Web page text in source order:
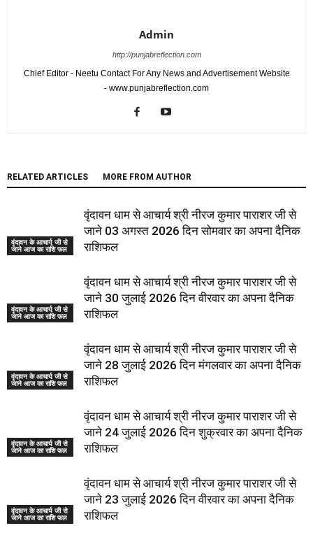
Admin
http://punjabreflection.com
Chief Editor - Neetu Contact For Any News and Advertisement Website
- www.punjabreflection.com
RELATED ARTICLES MORE FROM AUTHOR
वृंदावन के आचार्य जी से
जाने आज का राशि फल
वृंदावन धाम से आचार्य श्री नीरज कुमार पाराशर जी से
जाने 03 अगस्त 2026 दिन सोमवार का अपना दैनिक
राशिफल
वृंदावन के आचार्य जी से
जाने आज का राशि फल
वृंदावन धाम से आचार्य श्री नीरज कुमार पाराशर जी से
जाने 30 जुलाई 2026 दिन वीरवार का अपना दैनिक
राशिफल
वृंदावन के आचार्य जी से
जाने आज का राशि फल
वृंदावन धाम से आचार्य श्री नीरज कुमार पाराशर जी से
जाने 28 जुलाई 2026 दिन मंगलवार का अपना दैनिक
राशिफल
वृंदावन के आचार्य जी से
जाने आज का राशि फल
वृंदावन धाम से आचार्य श्री नीरज कुमार पाराशर जी से
जाने 24 जुलाई 2026 दिन शुक्रवार का अपना दैनिक
राशिफल
वृंदावन के आचार्य जी से
जाने आज का राशि फल
वृंदावन धाम से आचार्य श्री नीरज कुमार पाराशर जी से
जाने 23 जुलाई 2026 दिन वीरवार का अपना दैनिक
राशिफल